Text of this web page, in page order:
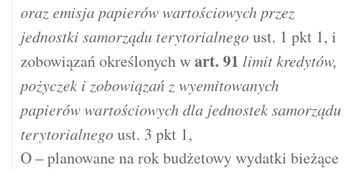
oraz emisja papierów wartościowych przez
jednostki samorządu terytorialnegoust. 1 pkt 1, i
zobowiązań określonych wart. 91 limit kredytów,
pożyczek i zobowiązań z wyemitowanych
papierów wartościowych dla jednostek samorządu
terytorialnegoust. 3 pkt 1,
O – planowane na rok budżetowy wydatki bieżące